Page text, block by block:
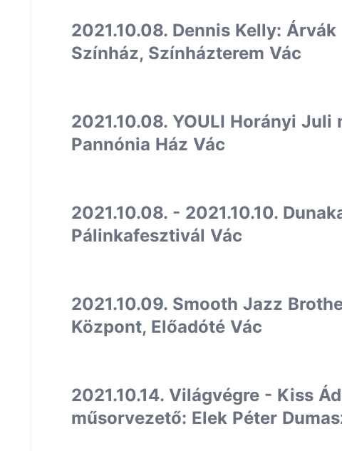
2021.10.08. Dennis Kelly:
Színház, Színházterem Vác
2021.10.08. YOULI Horányi Juli
Pannónia Ház Vác
2021.10.08. - 2021.10.10.
Pálinkafesztivál Vác
2021.10.09. Smooth Jazz
Központ, Előadóté Vác
2021.10.14. Világvégre - Kiss
műsorvezető: Elek Péter